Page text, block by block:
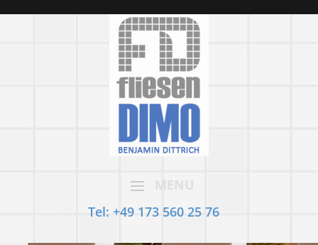
Tel: +49 173 560 25 76